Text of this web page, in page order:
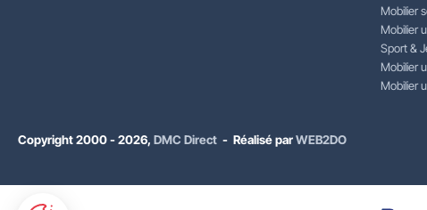
Mobilier
Mobilier
Sport &
Mobilier
Mobilier
Copyright 2000 - 2026, DMC Direct - Réalisé parWEB2DO